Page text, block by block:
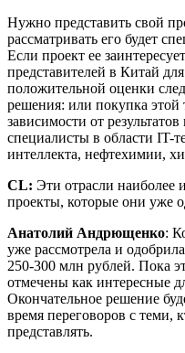
Нужно представить свой
рассматривать его будет
Если проект ее
представителей в Китай
положительной оценки
решения: или покупка этой
зависимости от
специалисты в области IT-
интеллекта, нефтехимии,
CL: Эти отрасли наиболее
проекты, которые они уже
Анатолий Андрющенко:
уже рассмотрела и
250-300 млн рублей. Пока
отмечены как интересные
Окончательное решение
время переговоров с теми,
представлять.